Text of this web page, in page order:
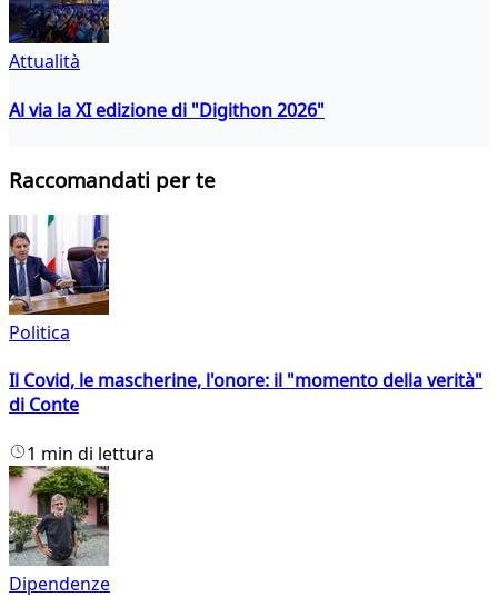
Attualità
Al via la XI edizione di "Digithon 2026"
Raccomandati per te
Politica
Il Covid, le mascherine, l'onore: il "momento della verità"
di Conte
1 min di lettura
Dipendenze